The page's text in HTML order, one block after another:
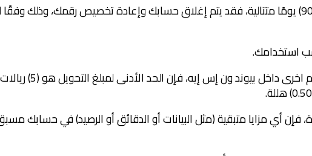
3.3 إذا لم تقم بإعادة شحن حسابك أو استخدام خطك لمدة (90) يومًا متتالية، فقد يتم إغلاق حسابك وإعادة تخصيص
فإن أي مزايا متبقية (مثل البيانات أو الدقائق أو الرصيد) في حسابك